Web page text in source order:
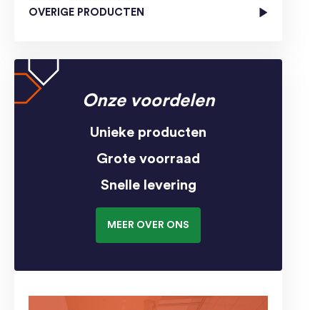
OVERIGE PRODUCTEN
Onze voordelen
Unieke producten
Grote voorraad
Snelle levering
MEER OVER ONS